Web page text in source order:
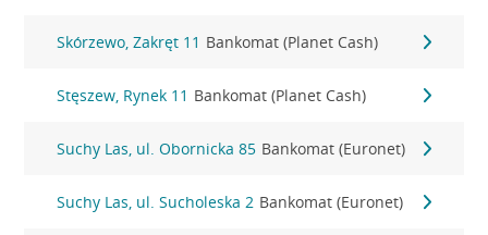
Skórzewo, Zakręt 11 Bankomat (Planet Cash)
Stęszew, Rynek 11 Bankomat (Planet Cash)
Suchy Las, ul. Obornicka 85 Bankomat (Euronet)
Suchy Las, ul. Sucholeska 2 Bankomat (Euronet)